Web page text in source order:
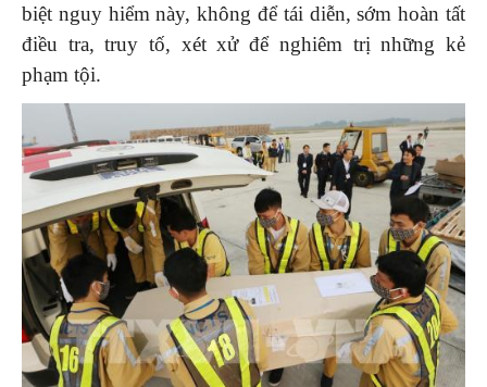
biệt nguy hiểm này, không để tái diễn, sớm hoàn tất
điều tra, truy tố, xét xử để nghiêm trị những kẻ
phạm tội.